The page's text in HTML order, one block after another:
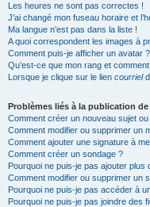
Les heures ne sont pas correctes !
J’ai changé mon fuseau horaire et
Ma langue n’est pas dans la liste !
A quoi correspondent les images à
Comment puis-je afficher un avatar ?
Qu’est-ce que mon rang et
Lorsque je clique sur le lien courriel
Problèmes liés à la publication de
Comment créer un nouveau sujet
Comment modifier ou supprimer un
Comment ajouter une signature à
Comment créer un sondage ?
Pourquoi ne puis-je pas ajouter plus
Comment modifier ou supprimer un
Pourquoi ne puis-je pas accéder à
Pourquoi ne puis-je pas joindre des